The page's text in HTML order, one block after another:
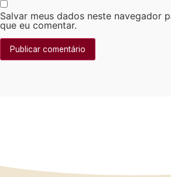
Salvar meus dados neste navegador
que eu comentar.